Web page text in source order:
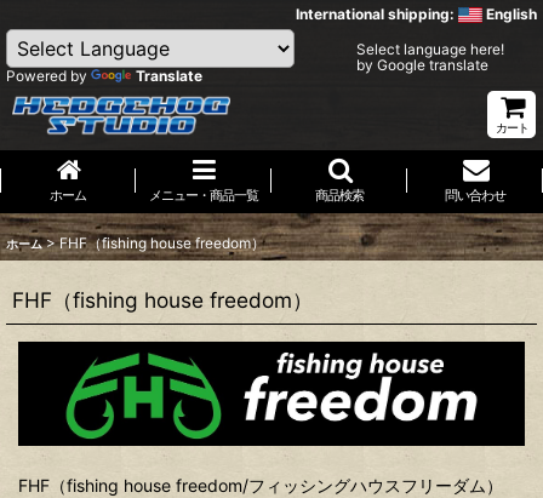
International shipping: English
Powered by Translate
Select language here!
by Google translate
カート
ホーム メニュー・商品一覧 商品検索 問い合わせ
ホーム > FHF（fishing house freedom）
FHF（fishing house freedom）
FHF（fishing house freedom/フィッシングハウスフリーダム）